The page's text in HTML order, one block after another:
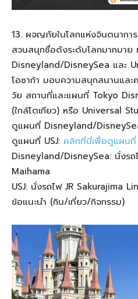
13. ผจญภัยในโลกแห่งจินตนาก
สวนสนุกชื่อดังระดับโลกมากมาย
Disneyland/DisneySea และ
โอซาก้า มอบความสนุกสนานและ
วัย สถานที่และแผนที่ Tokyo
(ใกล้โตเกียว) หรือ Universal
ดูแผนที่ Disneyland/
ดูแผนที่ USJ: คลิกที่นี่เพื่อดูแผนที่
Disneyland/DisneySea: นั่งร
Maihama
USJ: นั่งรถไฟ JR Sakurajima
ข้อแนะนำ (กิน/เที่ยว/กิจกรรม)